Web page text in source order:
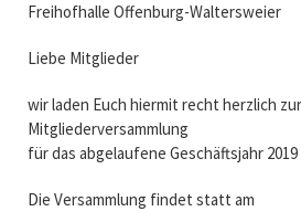
Freihofhalle Offenburg-Waltersweier
Liebe Mitglieder
wir laden Euch hiermit recht herzlich
Mitgliederversammlung
für das abgelaufene Geschäftsjahr 2019
Die Versammlung findet statt am